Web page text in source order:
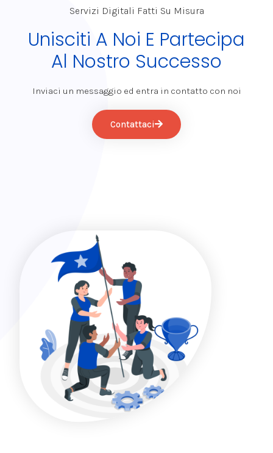
Servizi Digitali Fatti Su Misura
Unisciti A Noi E Partecipa
Al Nostro Successo
Inviaci un messaggio ed entra in contatto con noi
Contattaci